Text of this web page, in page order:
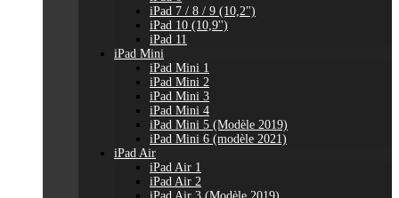
iPad 7 / 8 / 9 (10,2")
iPad 10 (10,9'')
iPad 11
iPad Mini
iPad Mini 1
iPad Mini 2
iPad Mini 3
iPad Mini 4
iPad Mini 5 (Modèle 2019)
iPad Mini 6 (modèle 2021)
iPad Air
iPad Air 1
iPad Air 2